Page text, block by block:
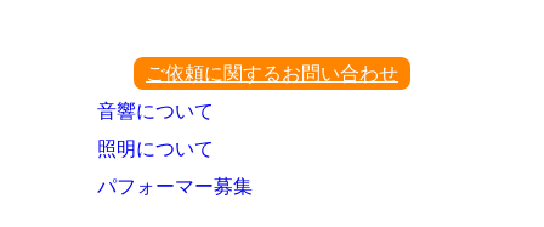
ご依頼に関するお問い合わせ
音響について
照明について
パフォーマー募集